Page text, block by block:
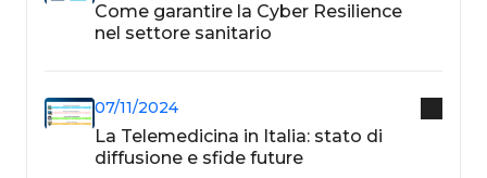
Come garantire la Cyber Resilience
nel settore sanitario
07/11/2024
La Telemedicina in Italia: stato di
diffusione e sfide future